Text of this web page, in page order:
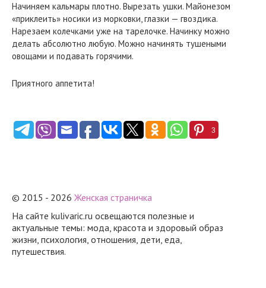
Начиняем кальмары плотно. Вырезать ушки. Майонезом
«приклеить» носики из морковки, глазки — гвоздика.
Нарезаем колечками уже на тарелочке. Начинку можно
делать абсолютно любую. Можно начинять тушеными
овощами и подавать горячими.
Приятного аппетита!
3
© 2015 - 2026 Женская страничка
На сайте kulivaric.ru освещаются полезные и
актуальные темы: мода, красота и здоровый образ
жизни, психология, отношения, дети, еда,
путешествия.